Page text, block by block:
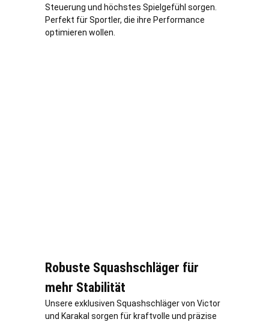
Steuerung und höchstes Spielgefühl sorgen.
Perfekt für Sportler, die ihre Performance
optimieren wollen.
Robuste Squashschläger für
mehr Stabilität
Unsere exklusiven Squashschläger von Victor
und Karakal sorgen für kraftvolle und präzise